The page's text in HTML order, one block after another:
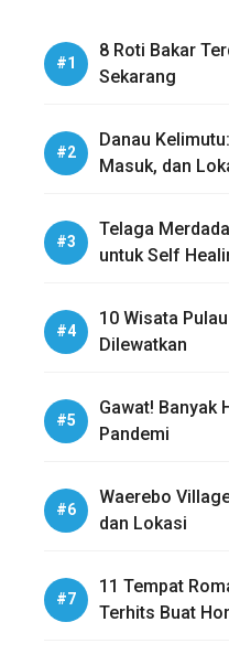
8 Roti Bakar
Sekarang
Danau
Masuk, dan
Telaga
untuk Self
10 Wisata
Dilewatkan
Gawat! Banyak
Pandemi
Waerebo
dan Lokasi
11 Tempat
Terhits Buat